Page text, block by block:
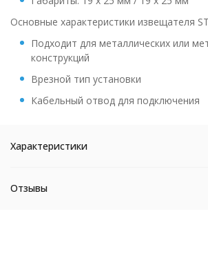
Основные характеристики извещателя
Подходит для металлических или
конструкций
Врезной тип установки
Кабельный отвод для подключения
Характеристики
Отзывы